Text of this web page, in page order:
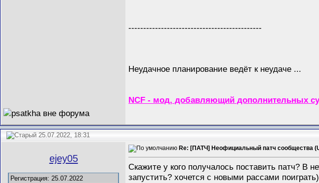
---------------------------------------------
Неудачное планирование ведёт к неудаче ...
NCF - мод, добавляющий дополнительных
25.07.2022, 18:31
ejey05
Регистрация: 25.07.2022
Re: [ПАТЧ] Неофициальный патч сообщества
Скажите у кого получалось поставить патч? В
запустить? хочется с новыми рассами поиграть)